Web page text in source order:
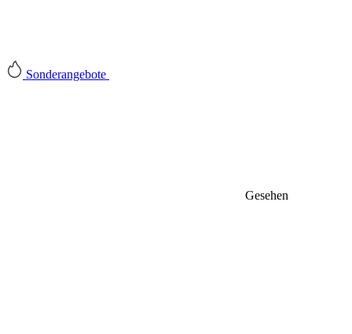
Sonderangebote
Gesehen